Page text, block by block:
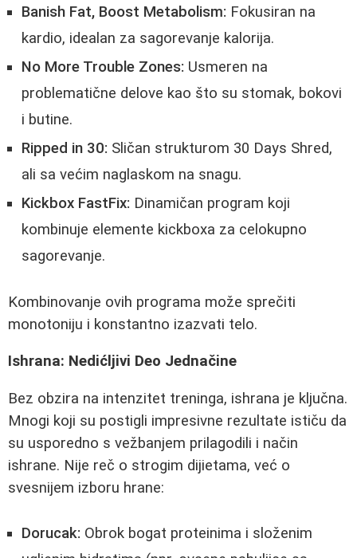
Banish Fat, Boost Metabolism: Fokusiran na
kardio, idealan za sagorevanje kalorija.
No More Trouble Zones: Usmeren na
problematične delove kao što su stomak, bokovi
i butine.
Ripped in 30: Sličan strukturom 30 Days Shred,
ali sa većim naglaskom na snagu.
Kickbox FastFix: Dinamičan program koji
kombinuje elemente kickboxa za celokupno
sagorevanje.
Kombinovanje ovih programa može sprečiti
monotoniju i konstantno izazvati telo.
Ishrana: Nedićljivi Deo Jednačine
Bez obzira na intenzitet treninga, ishrana je ključna.
Mnogi koji su postigli impresivne rezultate ističu da
su usporedno s vežbanjem prilagodili i način
ishrane. Nije reč o strogim dijietama, već o
svesnijem izboru hrane:
Dorucak: Obrok bogat proteinima i složenim